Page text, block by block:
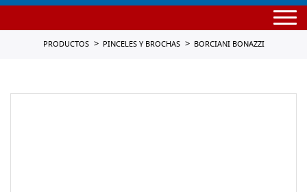
PRODUCTOS PINCELES Y BROCHAS BORCIANI BONAZZI